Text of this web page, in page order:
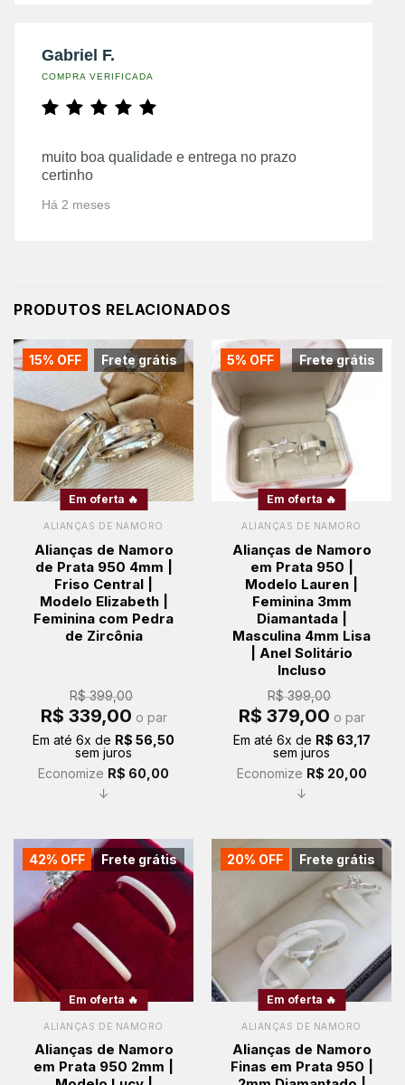
Gabriel F.
COMPRA VERIFICADA
muito boa qualidade e entrega no prazo
certinho
Há 2 meses
PRODUTOS RELACIONADOS
Frete grátis
15% OFF
Em oferta 🔥
ALIANÇAS DE NAMORO
Alianças de Namoro
de Prata 950 4mm |
Friso Central |
Modelo Elizabeth |
Feminina com Pedra
de Zircônia
R$399,00
O
preço
era:
R$ 399,00.
R$ 339,00preço
atual
é:
R$ 339,00.
o par
Em até 6x de R$ 56,50
sem juros
Economize R$ 60,00
↓
Frete grátis
5% OFF
Em oferta 🔥
ALIANÇAS DE NAMORO
Alianças de Namoro
em Prata 950 |
Modelo Lauren |
Feminina 3mm
Diamantada |
Masculina 4mm Lisa
| Anel Solitário
Incluso
R$399,00
O
preço
era:
R$ 399,00.
R$ 379,00preço
atual
é:
R$ 379,00.
o par
Em até 6x de R$ 63,17
sem juros
Economize R$ 20,00
↓
Frete grátis
42% OFF
Em oferta 🔥
ALIANÇAS DE NAMORO
Alianças de Namoro
em Prata 950 2mm |
Frete grátis
20% OFF
Em oferta 🔥
ALIANÇAS DE NAMORO
Alianças de Namoro
Finas em Prata 950 |